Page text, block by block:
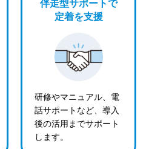
伴走型サポートで
定着を支援
研修やマニュアル、電
話サポートなど、導入
後の活用までサポート
します。